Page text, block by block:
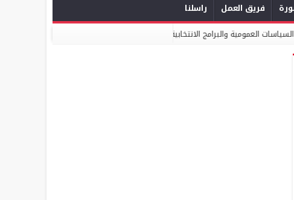
فريق العمل
راسلنا
الانتخابية ميكومار: الابتكار والشراكة أساس الارتقاء بخدمات النظافة